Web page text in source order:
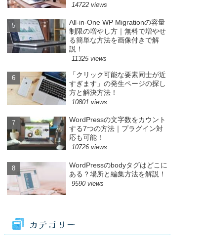
14722 views
All-in-One WP Migrationの容量
制限の増やし方｜無料で増やせ
る簡単な方法を画像付きで解
説！
11325 views
「クリック可能な要素同士が近
すぎます」の発生ページの探し
方と解決方法！
10801 views
WordPressの文字数をカウント
する7つの方法｜プラグイン対
応も可能！
10726 views
WordPressのbodyタグはどこに
ある？場所と編集方法を解説！
9590 views
カテゴリー